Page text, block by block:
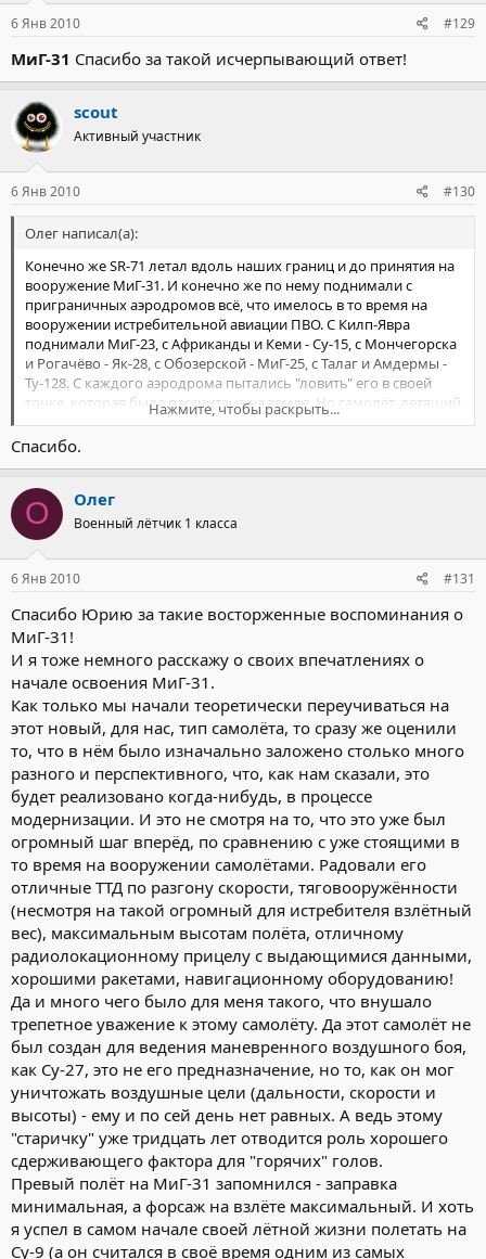
6 Янв 2010 #129
МиГ-31 Спасибо за такой исчерпывающий ответ!
scout
Активный участник
6 Янв 2010 #130
Олег написал(а):
Конечно же SR-71 летал вдоль наших границ и до принятия на
вооружение МиГ-31. И конечно же по нему поднимали с
приграничных аэродромов всё, что имелось в то время на
вооружении истребительной авиации ПВО. С Килп-Явра
поднимали МиГ-23, с Африканды и Кеми - Су-15, с Мончегорска
и Рогачёво - Як-28, с Обозерской - МиГ-25, с Талаг и Амдермы -
Ту-128. С каждого аэродрома пытались "ловить" его в своей
точке, которая была рассчитана на земле. Но самолёт, летящий
на высотах более 22 000 м и скоростях более 3000 км/час был
довольно недосягаем для тех самолётов (кроме МиГ-25,
обнаружения тех радиолокационных прицелов при
суммарной скорости сближения в 5000 км/час и более, не
давали по времени возможности оперирования с прицелом и
вооружением из-за кратковременности нахождения цели в
зоне разрешённых пусков ракет. Да и дальности пусков ракет,
лучшего. Но, все полки взлетали и ждали "супостата" каждый в
своей точке встречи в своё, рассчитанное заранее, время. А
вдруг!!! Вдруг что-то случится и SR-71 пересечёт границу
Советского Союза на таких высотах и скоростях, которые дадут
возможностиь произвести по нему пуск ракет.
Но только принятие на вооружение МиГ-31 дало возможность
(практически 100%) уничтожения SR-71 при нарушении им
границы на любой высоте и скорости. Что и оствило этот
замечательный самолёт не у дел, по существу и было тем
толчком, который послужил причиной снятия его с
вооружения.
Олег
Нажмите, чтобы раскрыть...
Спасибо.
О Олег
Военный лётчик 1 класса
6 Янв 2010 #131
Спасибо Юрию за такие восторженные воспоминания о
МиГ-31!
И я тоже немного расскажу о своих впечатлениях о
начале освоения МиГ-31.
Как только мы начали теоретически переучиваться на
этот новый, для нас, тип самолёта, то сразу же оценили
то, что в нём было изначально заложено столько много
разного и перспективного, что, как нам сказали, это
будет реализовано когда-нибудь, в процессе
модернизации. И это не смотря на то, что это уже был
огромный шаг вперёд, по сравнению с уже стоящими в
то время на вооружении самолётами. Радовали его
отличные ТТД по разгону скорости, тяговооружённости
(несмотря на такой огромный для истребителя взлётный
вес), максимальным высотам полёта, отличному
радиолокационному прицелу с выдающимися данными,
хорошими ракетами, навигационному оборудованию!
Да и много чего было для меня такого, что внушало
трепетное уважение к этому самолёту. Да этот самолёт не
был создан для ведения маневренного воздушного боя,
как Су-27, это не его предназначение, но то, как он мог
уничтожать воздушные цели (дальности, скорости и
высоты) - ему и по сей день нет равных. А ведь этому
"старичку" уже тридцать лет отводится роль хорошего
сдерживающего фактора для "горячих" голов.
Превый полёт на МиГ-31 запомнился - заправка
минимальная, а форсаж на взлёте максимальный. И хоть
я успел в самом начале своей лётной жизни полетать на
Су-9 (а он считался в своё время одним из самых